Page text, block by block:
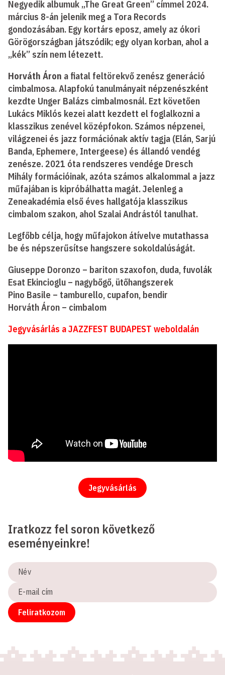
Negyedik albumuk „The Great Green” címmel 2024.
március 8-án jelenik meg a Tora Records
gondozásában. Egy kortárs eposz, amely az ókori
Görögországban játszódik; egy olyan korban, ahol a
„kék” szín nem létezett.
Horváth Áron a fiatal feltörekvő zenész generáció
cimbalmosa. Alapfokú tanulmányait népzenészként
kezdte Unger Balázs cimbalmosnál. Ezt követően
Lukács Miklós kezei alatt kezdett el foglalkozni a
klasszikus zenével középfokon. Számos népzenei,
világzenei és jazz formációnak aktív tagja (Elán, Sarjú
Banda, Ephemere, Intergeese) és állandó vendég
zenésze. 2021 óta rendszeres vendége Dresch
Mihály formációinak, azóta számos alkalommal a jazz
műfajában is kipróbálhatta magát. Jelenleg a
Zeneakadémia első éves hallgatója klasszikus
cimbalom szakon, ahol Szalai Andrástól tanulhat.
Legfőbb célja, hogy műfajokon átívelve mutathassa
be és népszerűsítse hangszere sokoldalúságát.
Giuseppe Doronzo – bariton szaxofon, duda, fuvolák
Esat Ekincioglu – nagybőgő, ütőhangszerek
Pino Basile – tamburello, cupafon, bendir
Horváth Áron – cimbalom
Jegyvásárlás a JAZZFEST BUDAPEST weboldalán
Jegyvásárlás
Iratkozz fel soron következő
eseményeinkre!
Név
E-
mail
cím
Feliratkozom